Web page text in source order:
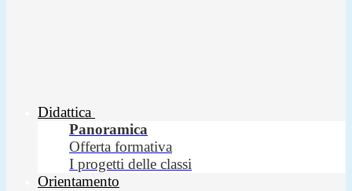
Didattica
Panoramica
Offerta formativa
I progetti delle classi
Orientamento